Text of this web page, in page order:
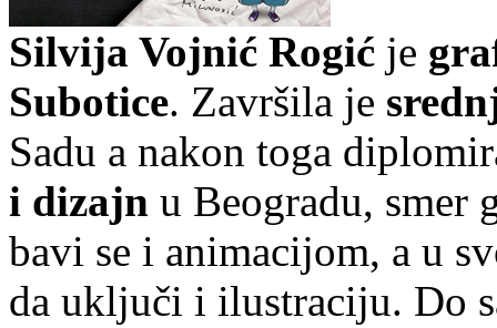
Silvija Vojnić Rogić je
Subotice. Završila je
Sadu a nakon toga
i dizajn u Beogradu, smer
bavi se i animacijom, a u
da uključi i ilustraciju. Do